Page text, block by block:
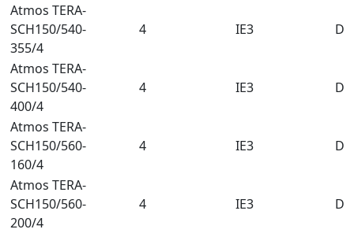
Atmos TERA-
SCH150/540-
355/4
4 IE3
Atmos TERA-
SCH150/540-
400/4
4 IE3
Atmos TERA-
SCH150/560-
160/4
4 IE3
Atmos TERA-
SCH150/560-
200/4
4 IE3